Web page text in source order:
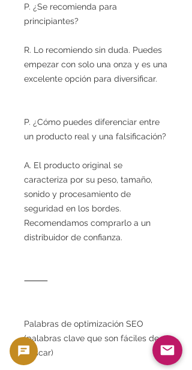
P. ¿Se recomienda para
principiantes?
R. Lo recomiendo sin duda. Puedes
empezar con solo una onza y es una
excelente opción para diversificar.
P. ¿Cómo puedes diferenciar entre
un producto real y una falsificación?
A. El producto original se
caracteriza por su peso, tamaño,
sonido y procesamiento de
seguridad en los bordes.
Recomendamos comprarlo a un
distribuidor de confianza.
⸻
Palabras de optimización SEO
(palabras clave que son fáciles de
buscar)